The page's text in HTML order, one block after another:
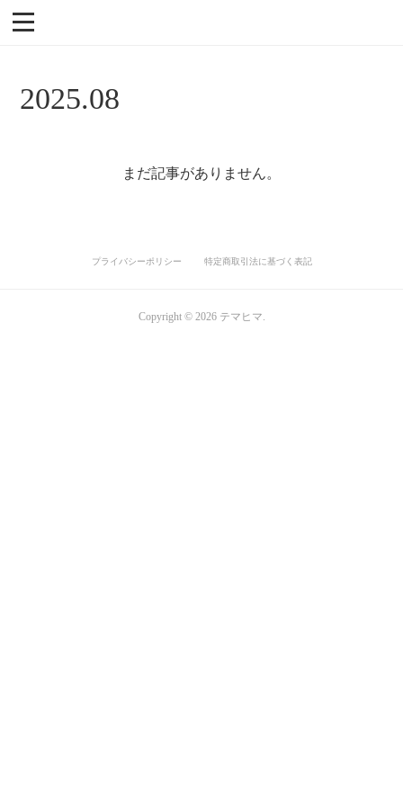
2025.08
まだ記事がありません。
プライバシーポリシー 特定商取引法に基づく表記
Copyright © 2026 テマヒマ.